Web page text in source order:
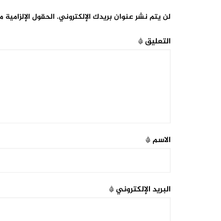
لن يتم نشر عنوان بريدك الإلكتروني. الحقول الإلزامية
التعليق*
الاسم*
البريد الإلكتروني*